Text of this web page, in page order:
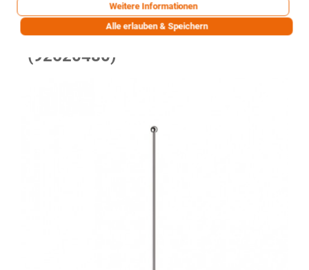
Hansgrohe Zugstange
Waschtisch/Bidetmischer gelb
(92620480)
Weitere Informationen
Alle erlauben & Speichern